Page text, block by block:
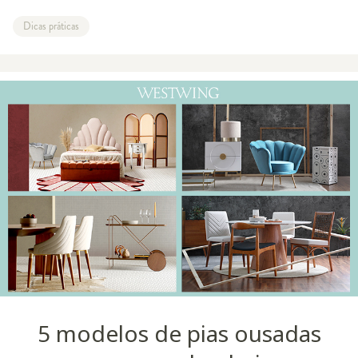
Dicas práticas
5 modelos de pias ousadas